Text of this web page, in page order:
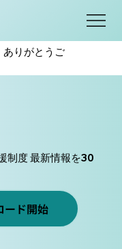
ありがとうご
制度 最新情報を30
ード開始